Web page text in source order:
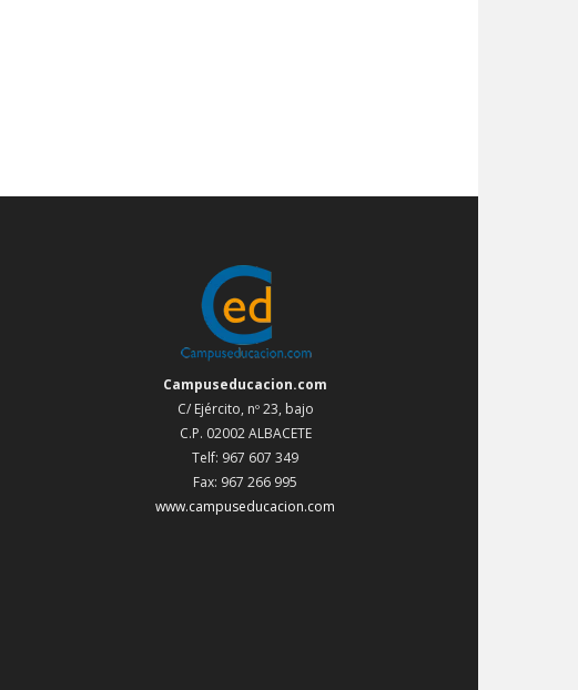
Campuseducacion.com
C/ Ejército, nº 23, bajo
C.P. 02002 ALBACETE
Telf: 967 607 349
Fax: 967 266 995
www.campuseducacion.com